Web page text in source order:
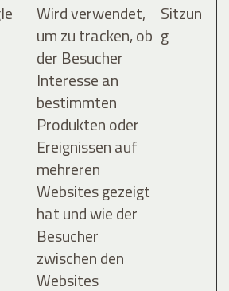
Wird verwendet,
um zu tracken, ob
der Besucher
Interesse an
bestimmten
Produkten oder
Ereignissen auf
mehreren
Websites gezeigt
hat und wie der
Besucher
zwischen den
Websites
Sitzun
g